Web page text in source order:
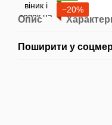
−20%
Опис
Поширити у